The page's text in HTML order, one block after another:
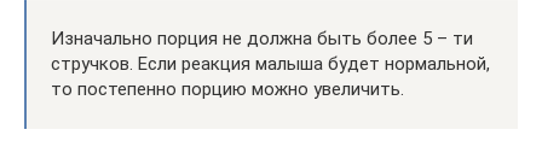
Изначально порция не должна быть более 5 – ти
стручков. Если реакция малыша будет нормальной,
то постепенно порцию можно увеличить.